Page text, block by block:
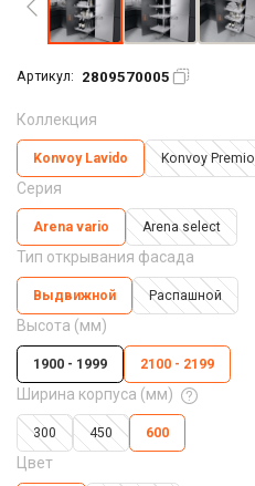
Артикул: 2809570005
Коллекция
Konvoy Lavido Konvoy Premio
Серия
Arena vario Arena seleсt
Тип открывания фасада
Выдвижной Распашной
Высота (мм)
1900 - 1999 2100 - 2199
Ширина корпуса (мм)
300 450 600
Цвет